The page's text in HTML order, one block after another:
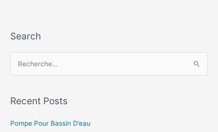
Search
h
r
Recent Posts
Pompe Pour Bassin D’eau